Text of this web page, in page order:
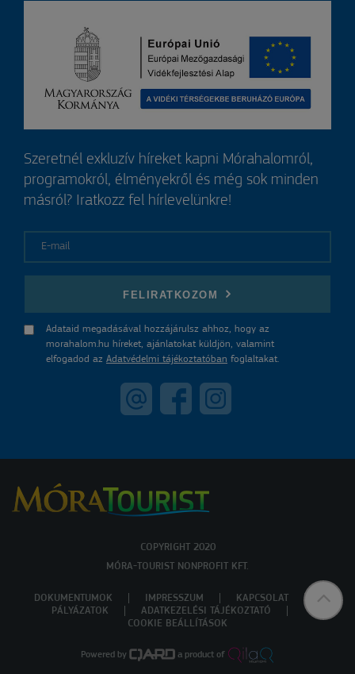
Szeretnél exkluzív híreket kapni Mórahalomról,
programokról, élményekről és még sok minden
másról? Iratkozz fel hírlevelünkre!
FELIRATKOZOM
Adataid megadásával hozzájárulsz ahhoz, hogy az
morahalom.hu híreket, ajánlatokat küldjön, valamint
elfogadod az Adatvédelmi tájékoztatóban foglaltakat.
COPYRIGHT 2020
MÓRA-TOURIST NONPROFIT KFT.
DOKUMENTUMOK IMPRESSZUM
KAPCSOLAT
PÁLYÁZATOK
ADATKEZELÉSI TÁJÉKOZTATÓ
COOKIE BEÁLLÍTÁSOK
Powered by a product of